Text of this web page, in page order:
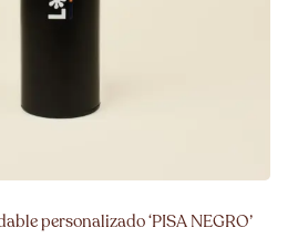
personalizado ‘PISA NEGRO’